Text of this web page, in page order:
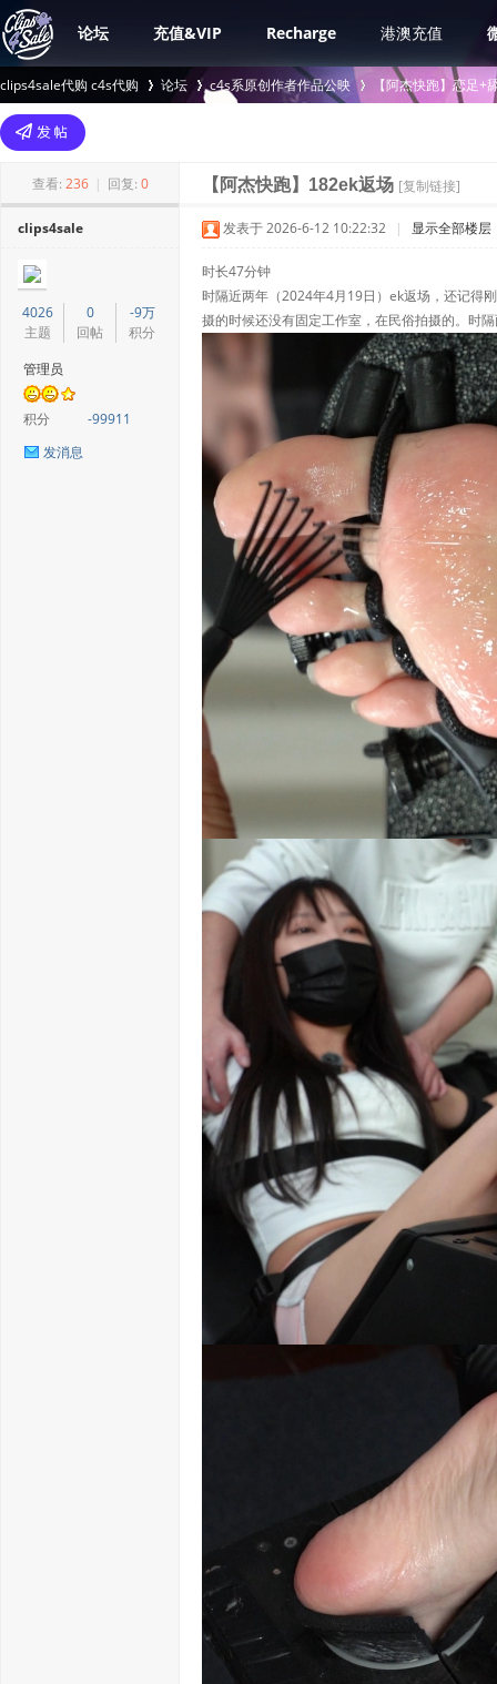
论坛 充值&VIP Recharge 港澳充值
clips4sale代购 c4s代购
>
论坛 c4s系原创作者作品公映
›
【阿杰快跑】恋足+
查看: 236 | 回复: 0 【阿杰快跑】182ek返场 [复制链接]
clips4sale
4026
主题
0
回帖
-9万
积分
管理员
积分
-99911
发消息
发表于 2026-6-12 10:22:32 | 显示全部楼层
时长47分钟
时隔近两年（2024年4月19日）ek返场，还记得
摄的时候还没有固定工作室，在民俗拍摄的。时